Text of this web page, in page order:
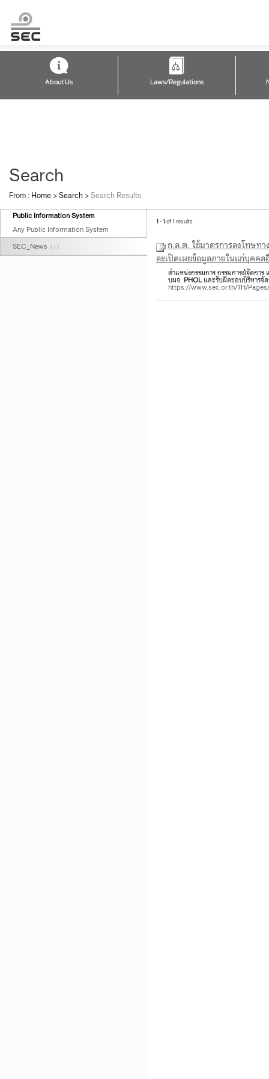
About Us Laws/Regulations
Search
From : Home >Search >Search Results
Public Information System
Any Public Information System
SEC_News ( 1 )
1 - 1of 1 results
ก.ล.ต. ใช้มาตรการลงโทษท
ละเปิดเผยข้อมูลภายในแก่บุคคล
ตำแหน่งกรรมการ กรรมการผู้จัดกา
บมจ. PHOLและรับผิดชอบบริหารจัด
https://www.sec.or.th/TH/